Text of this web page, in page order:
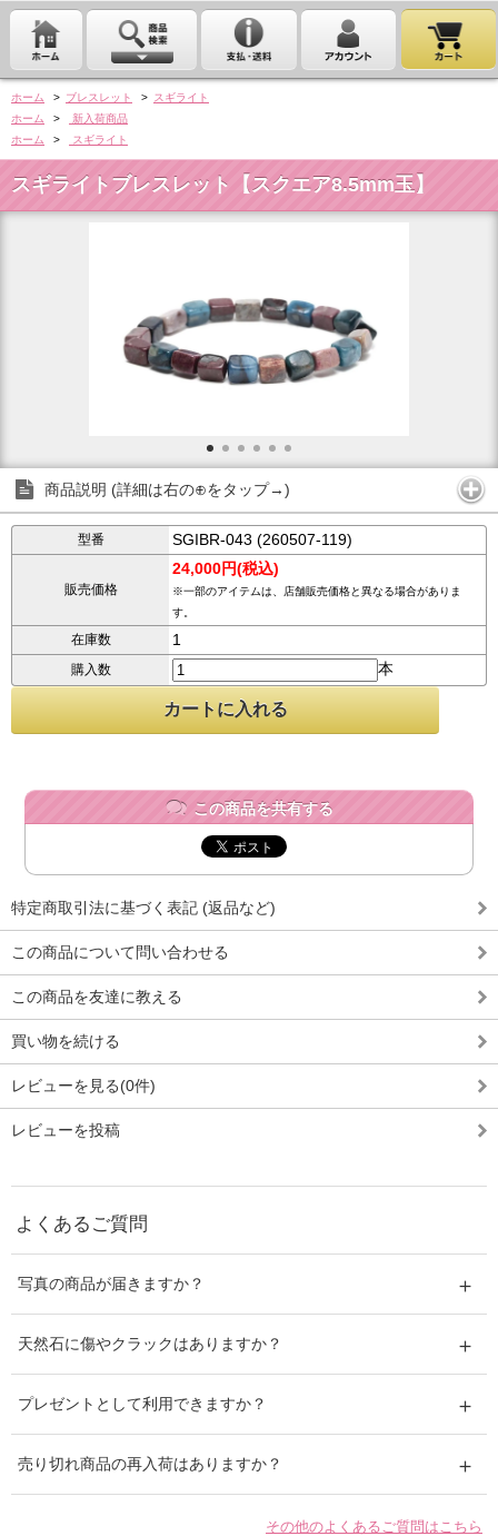
ホーム > ブレスレット > スギライト
ホーム
>
新入荷商品
ホーム
> スギライト
スギライトブレスレット【スクエア8.5mm玉】
商品説明 (詳細は右の⊕をタップ→)
型番 SGIBR-043 (260507-119)
販売価格
24,000円(税込)
※一部のアイテムは、店舗販売価格と異なる場合がありま
す。
在庫数 1
購入数 本
この商品を共有する
特定商取引法に基づく表記 (返品など)
この商品について問い合わせる
この商品を友達に教える
買い物を続ける
レビューを見る(0件)
レビューを投稿
よくあるご質問
写真の商品が届きますか？
天然石に傷やクラックはありますか？
プレゼントとして利用できますか？
売り切れ商品の再入荷はありますか？
その他のよくあるご質問はこちら